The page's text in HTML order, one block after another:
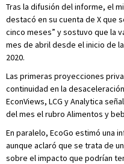
Tras la difusión del informe, el
destacó en su cuenta de X que
cinco meses” y sostuvo que la
mes de abril desde el inicio de
2020.
Las primeras proyecciones
continuidad en la
EconViews, LCG y Analytica
del mes el rubro Alimentos y
En paralelo, EcoGo estimó una
aunque aclaró que se trata de
sobre el impacto que podrían